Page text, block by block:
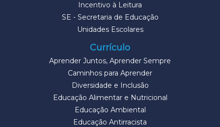
Incentivo à Leitura
SE - Secretaria de Educação
Unidades Escolares
Currículo
Aprender Juntos, Aprender Sempre
Caminhos para Aprender
Diversidade e Inclusão
Educação Alimentar e Nutricional
Educação Ambiental
Educação Antirracista